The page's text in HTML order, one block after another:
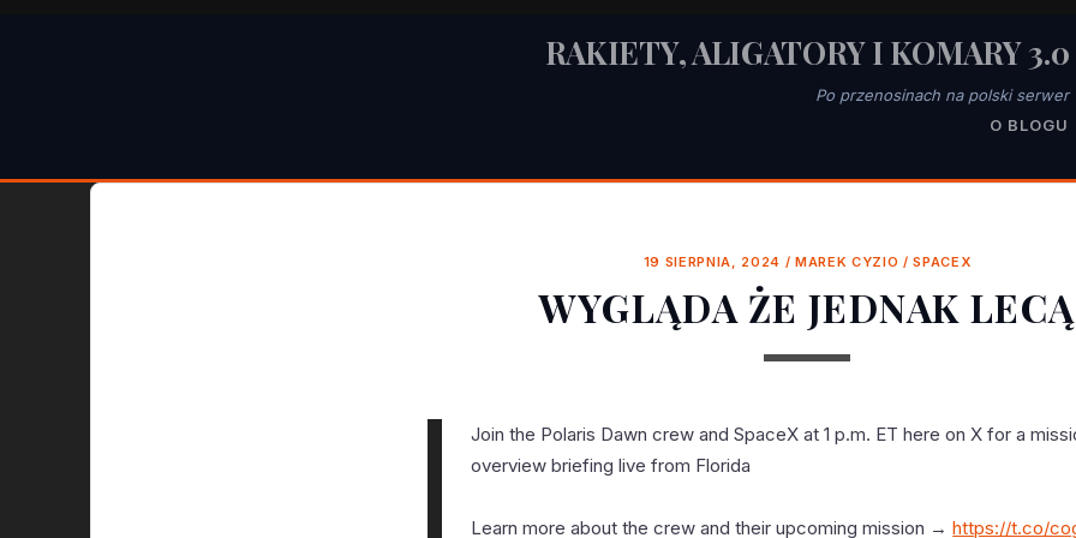
RAKIETY, ALIGATORY I KOMARY 3.0
Po przenosinach na polski serwer
O BLOGU
19 SIERPNIA, 2024 / MAREK CYZIO /SPACEX
WYGLĄDA ŻE JEDNAK LECĄ
Join the Polaris Dawn crew and SpaceX at 1 p.m. ET here on X for a
overview briefing live from Florida
Learn more about the crew and their upcoming mission →https://t.co/